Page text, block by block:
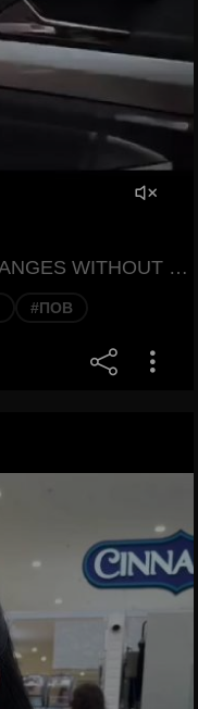
POV - BRO STEALING THE ORANGES WITHOUT STEALING IT (It's The Window Who's stealing Btw)
#ПОВ